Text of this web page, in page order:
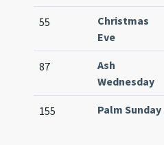
55
Christmas
Eve
87
Ash
Wednesday
155 Palm Sunday